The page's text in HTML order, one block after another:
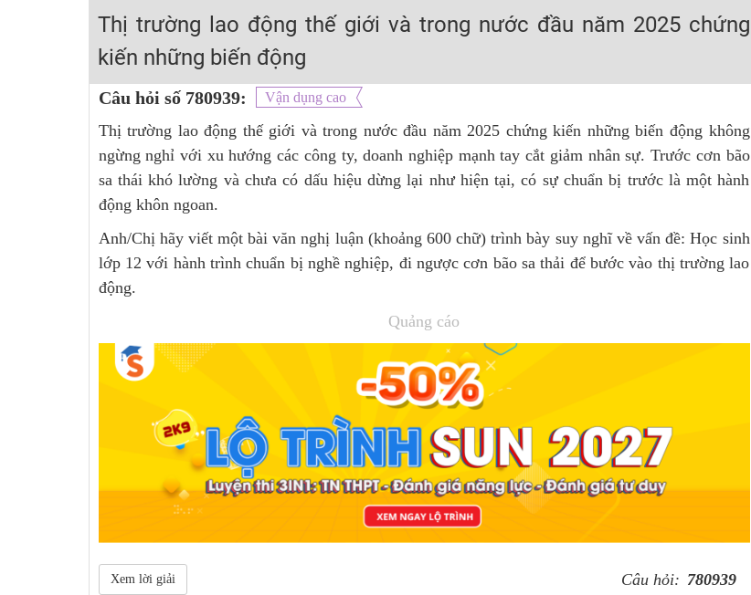
2K6! Lộ Trình Sun 2024 - Ba bước luyện thi TN THPT - ĐH ít nhất 25 điểm
Hot! Lễ hội đồng giá 449K - 499K toàn bộ khoá học tại Tuyensinh247 (Từ 16-18/07/2025)
Khuyến Mãi Khoá Học 1K Chỉ Từ 11-13/09/2024
Đồng giá khóa học 499K - 399K (13/11-15/11)
Khai giảng các khóa lớp 9 Toán - Lý - Hóa - Văn - Anh năm 2018
Khai giảng khóa Ngữ văn 7 - xây nền vững chắc cho tương lai!
Luyện thi vào lớp 10 môn Toán, Văn, Hóa, Anh, Lý với giáo viên giỏi và nổi tiếng
Thị trường lao động thế giới và trong nước đầu năm 2025 chứng
kiến những biến động
Câu hỏi số 780939: Vận dụng cao
Thị trường lao động thế giới và trong nước đầu năm 2025 chứng kiến những biến động không
ngừng nghỉ với xu hướng các công ty, doanh nghiệp mạnh tay cắt giảm nhân sự. Trước cơn bão
sa thái khó lường và chưa có dấu hiệu dừng lại như hiện tại, có sự chuẩn bị trước là một hành
động khôn ngoan.
Anh/Chị hãy viết một bài văn nghị luận (khoảng 600 chữ) trình bày suy nghĩ về vấn đề: Học sinh
lớp 12 với hành trình chuẩn bị nghề nghiệp, đi ngược cơn bão sa thải để bước vào thị trường lao
động.
Quảng cáo
Xem lời giải Câu hỏi: 780939